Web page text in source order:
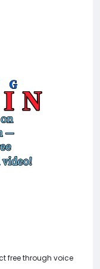
free through voice